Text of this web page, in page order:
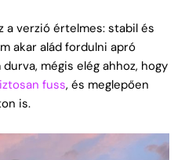
a verzió értelmes: stabil és
akar alád fordulni apró
mégis elég ahhoz, hogy
fuss, és meglepően
is.